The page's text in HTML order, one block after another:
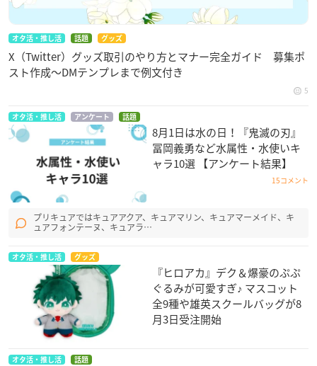
オタ活・推し活 話題 グッズ
X（Twitter）グッズ取引のやり方とマナー完全ガイド 募集ポ
スト作成〜DMテンプレまで例文付き
5
オタ活・推し活 アンケート 話題
8月1日は水の日！『鬼滅の刃』
冨岡義勇など水属性・水使いキ
ャラ10選 【アンケート結果】
15コメント
プリキュアではキュアアクア、キュアマリン、キュアマーメイド、キ
ュアフォンテーヌ、キュアラ…
オタ活・推し活 グッズ
『ヒロアカ』デク＆爆豪のぷぷ
ぐるみが可愛すぎ♪ マスコット
全9種や雄英スクールバッグが8
月3日受注開始
オタ活・推し活 話題